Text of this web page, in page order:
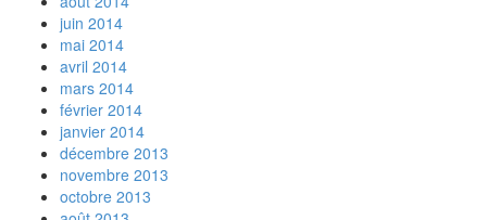
juin 2014
mai 2014
avril 2014
mars 2014
février 2014
janvier 2014
décembre 2013
novembre 2013
octobre 2013